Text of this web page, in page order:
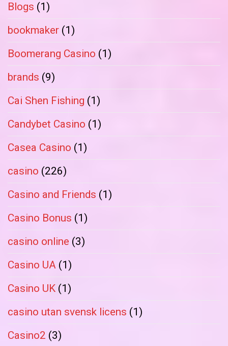
Blogs (1)
bookmaker (1)
Boomerang Casino (1)
brands (9)
Cai Shen Fishing (1)
Candybet Casino (1)
Casea Casino (1)
casino (226)
Casino and Friends (1)
Casino Bonus (1)
casino online (3)
Casino UA (1)
Casino UK (1)
casino utan svensk licens (1)
Casino2 (3)